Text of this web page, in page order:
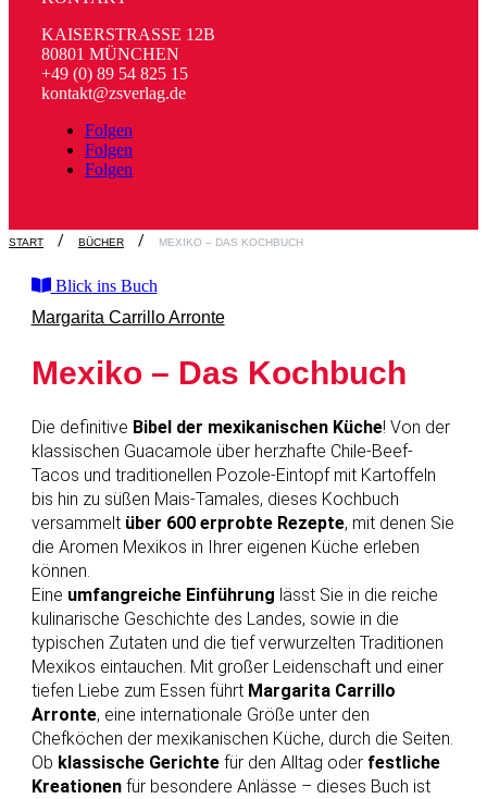
KAISERSTRASSE 12B
80801 MÜNCHEN
+49 (0) 89 54 825 15
kontakt@zsverlag.de
Folgen
Folgen
Folgen
START BÜCHER MEXIKO – DAS KOCHBUCH
Blick ins Buch
Margarita Carrillo Arronte
Mexiko – Das Kochbuch
Die definitive Bibel der mexikanischen Küche! Von der
klassischen Guacamole über herzhafte Chile-Beef-
Tacos und traditionellen Pozole-Eintopf mit Kartoffeln
bis hin zu süßen Mais-Tamales, dieses Kochbuch
versammelt über 600 erprobte Rezepte, mit denen Sie
die Aromen Mexikos in Ihrer eigenen Küche erleben
können.
Eine umfangreiche Einführung lässt Sie in die reiche
kulinarische Geschichte des Landes, sowie in die
typischen Zutaten und die tief verwurzelten Traditionen
Mexikos eintauchen. Mit großer Leidenschaft und einer
tiefen Liebe zum Essen führt Margarita Carrillo
Arronte, eine internationale Größe unter den
Chefköchen der mexikanischen Küche, durch die Seiten.
Ob klassische Gerichtefür den Alltag oder festliche
Kreationenfür besondere Anlässe – dieses Buch ist